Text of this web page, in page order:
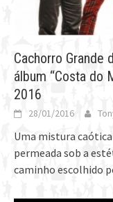
Cachorro Grande
álbum “Costa do
2016
28/01/2016
Uma mistura
permeada sob a
caminho escolhido